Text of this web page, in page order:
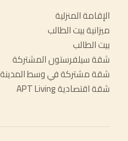
الإقامة المنزلية
ميزانية بيت الطالب
بيت الطالب
شقة سيلفرستون المشتركة
شقة مشتركة في وسط المدينة
شقة اقتصادية APT Living